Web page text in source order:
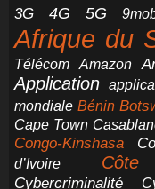
3G 4G 5G
Afrique du
Télécom
Amazon
Application
mondiale Bénin
Cape Town
Congo-Kinshasa
d’Ivoire
Côte
Cybercriminalité